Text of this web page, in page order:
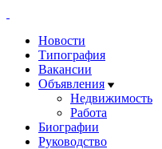
Новости
Типография
Вакансии
Объявления
Недвижимость
Работа
Биографии
Руководство